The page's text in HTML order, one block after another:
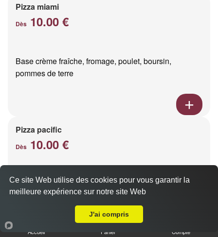
Pizza miami
Dès 10.00 €
Base crème fraîche, fromage, poulet, boursin,
pommes de terre
Pizza pacific
Dès 10.00 €
Base crème fraîche, fromage, saumon fumé
Accueil Panier Compte
Ce site Web utilise des cookies pour vous garantir la
meilleure expérience sur notre site Web
J'ai compris